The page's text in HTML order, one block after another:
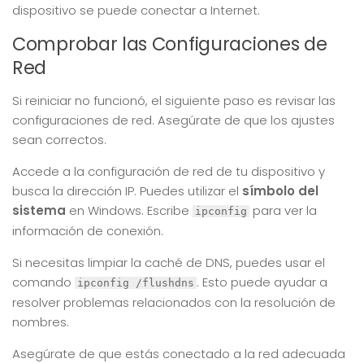
dispositivo se puede conectar a Internet.
Comprobar las Configuraciones de
Red
Si reiniciar no funcionó, el siguiente paso es revisar las
configuraciones de red. Asegúrate de que los ajustes
sean correctos.
Accede a la configuración de red de tu dispositivo y
busca la dirección IP. Puedes utilizar el símbolo del
sistema en Windows. Escribe ipconfig para ver la
información de conexión.
Si necesitas limpiar la caché de DNS, puedes usar el
comando ipconfig /flushdns . Esto puede ayudar a
resolver problemas relacionados con la resolución de
nombres.
Asegúrate de que estás conectado a la red adecuada